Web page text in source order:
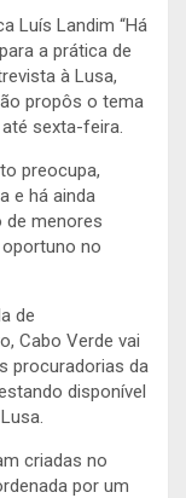
Luís Landim “Há
a prática de
à Lusa,
propôs o tema
sexta-feira.
preocupa,
e há ainda
menores
no
de
Cabo Verde vai
procuradorias da
disponível
criadas no
por um